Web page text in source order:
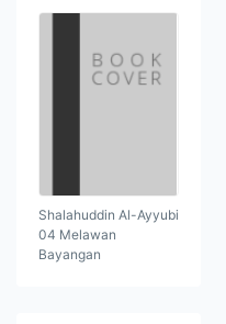
Shalahuddin Al-Ayyubi
04 Melawan
Bayangan